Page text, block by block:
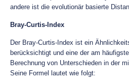
andere ist die evolutionär basierte
Bray-Curtis-Index
Der Bray-Curtis-Index ist ein
berücksichtigt und eine der am
Berechnung von Unterschieden in der
Seine Formel lautet wie folgt: